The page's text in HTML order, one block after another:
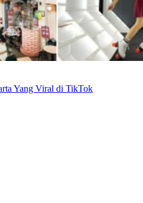
Yang Viral di TikTok